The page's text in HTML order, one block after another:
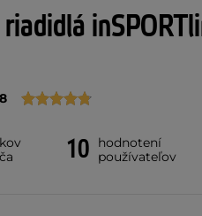
10
hodnotení
používateľov